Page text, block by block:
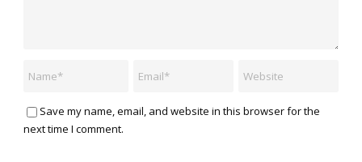
Save my name, email, and website in this browser for the
next time I comment.